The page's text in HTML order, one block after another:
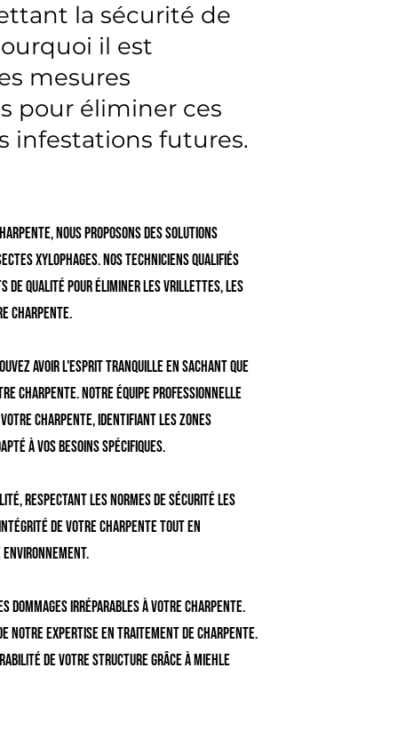
la sécurité de
il est
mesures
pour éliminer ces
infestations futures.
nous proposons des solutions
xylophages. Nos techniciens qualifiés
de qualité pour éliminer les vrillettes, les
charpente.
avoir l'esprit tranquille en sachant que
charpente. Notre équipe professionnelle
charpente, identifiant les zones
à vos besoins spécifiques.
respectant les normes de sécurité les
de votre charpente tout en
dommages irréparables à votre charpente.
notre expertise en traitement de charpente.
de votre structure grâce à Miehle